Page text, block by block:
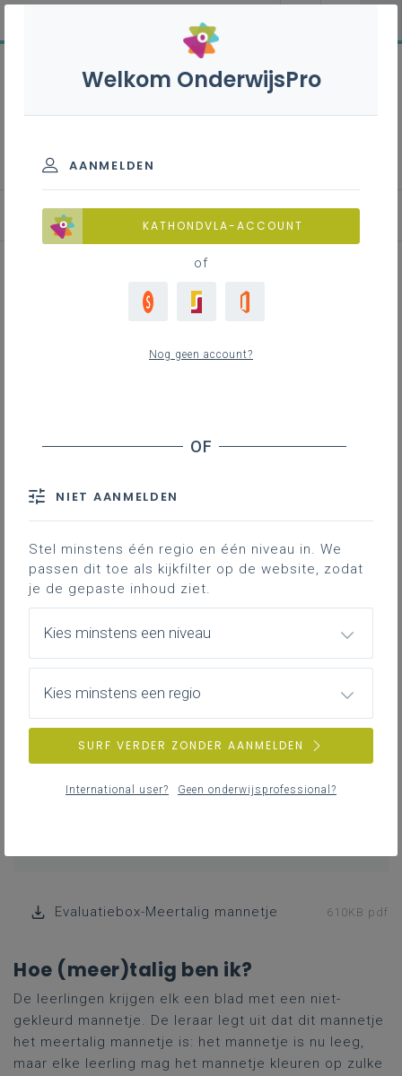
Evaluatie-instrumenten
Hoe (meer)talig ben ik
Mijn kleurrijk meertalig mannetje
Downloads
Deze observatietool geeft inzicht in de
talige grondhoudingvan leerlingen en
met name in de wijze waarop leerlingen
meertaligheid en de meertaligheid van
anderen. Hiervoor observeert de
leraar leerlingen tijdens het inkleuren van
een 'meertalig mannetje' en peilt hij naar
de reacties van een leerling tijdens een
gesprek over het meertalig mannetje.
Evaluatiebox-Meertalig mannetje 610KB pdf
Hoe (meer)talig ben ik?
De leerlingen krijgen elk een blad met een niet-
gekleurd mannetje. De leraar legt uit dat dit mannetje
het meertalig mannetje is: het mannetje is nu leeg,
maar elke leerling mag het mannetje kleuren op zulke
Welkom OnderwijsPro
AANMELDEN
KATHONDVLA-ACCOUNT
of
Nog geen account?
NIET AANMELDEN
Stel minstens één regio en één niveau in. We
passen dit toe als kijkfilter op de website, zodat
je de gepaste inhoud ziet.
Kies minstens een niveau
Kies minstens een regio
SURF VERDER ZONDER AANMELDEN
International user? Geen onderwijsprofessional?